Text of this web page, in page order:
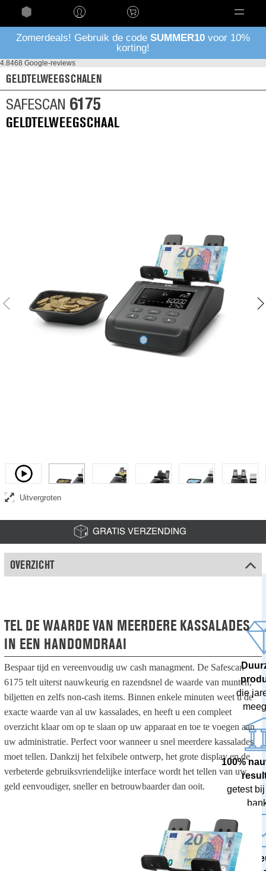
Zomerdeals! Gebruik de code SUMMER10 voor 10%
korting!
4.8468 Google-reviews
GELDTELWEEGSCHALEN
SAFESCAN 6175
GELDTELWEEGSCHAAL
Geldtelweegschaal die de waarde telt van munten en gesorteerde
bankbiljetten voor alle vooraf geïnstalleerde valuta's
Uitvergroten
GRATIS VERZENDING
OVERZICHT
TEL DE WAARDE VAN MEERDERE KASSALADES
IN EEN HANDOMDRAAI
Bespaar tijd en vereenvoudig uw cash managment. De Safescan
6175 telt uiterst nauwkeurig en razendsnel de waarde van munten,
biljetten en zelfs non-cash items. Binnen enkele minuten weet u de
exacte waarde van al uw kassalades, en heeft u een compleet
overzicht klaar om op te slaan op uw apparaat en toe te voegen aan
uw administratie. Perfect voor wanneer u snel meerdere kassalades
moet tellen. Dankzij het felxibele ontwerp, het grote display en de
verbeterde gebruiksvriendelijke interface wordt het tellen van uw
geld eenvoudiger, sneller en betrouwbaarder dan ooit.
die
100%
getest
De